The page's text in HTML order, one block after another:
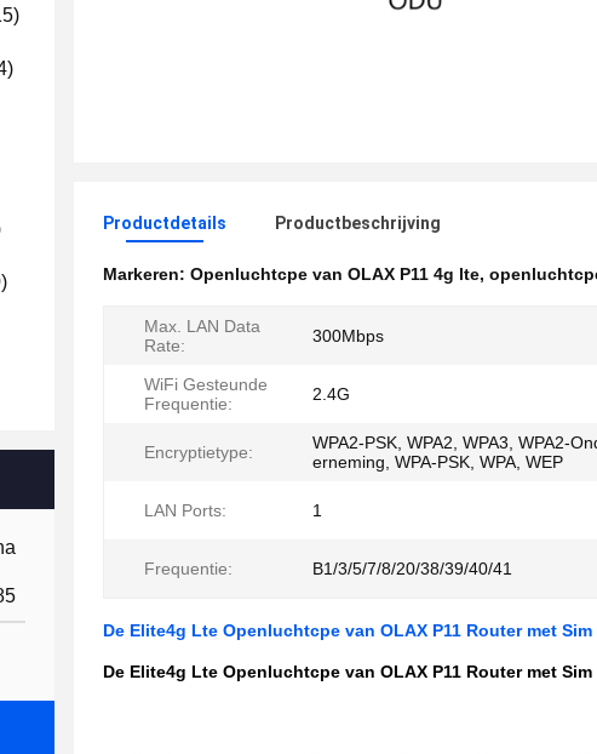
Productdetails Productbeschrijving
Markeren: Openluchtcpe van OLAX P11 4g lte,
Max. LAN Data
Rate:
300Mbps
WiFi Gesteunde
Frequentie:
2.4G
Encryptietype:
WPA2-PSK, WPA2, WPA3, WPA2-
erneming, WPA-PSK, WPA, WEP
LAN Ports: 1
Frequentie: B1/3/5/7/8/20/38/39/40/41
De Elite4g Lte Openluchtcpe van OLAX P11 Router met Sim
De Elite4g Lte Openluchtcpe van OLAX P11 Router met Sim